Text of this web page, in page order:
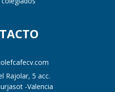
Rajolar, 5 acc.
-Valencia